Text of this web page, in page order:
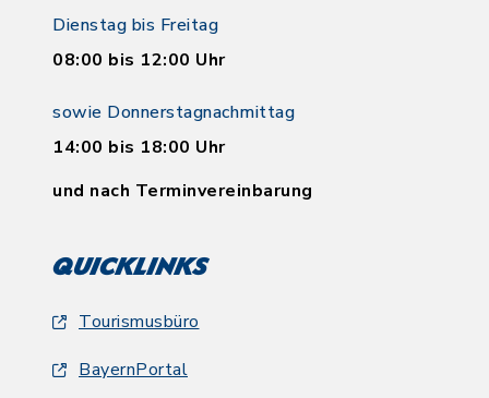
Dienstag bis Freitag
08:00 bis 12:00 Uhr
sowie Donnerstagnachmittag
14:00 bis 18:00 Uhr
und nach Terminvereinbarung
Quicklinks
Tourismusbüro
BayernPortal